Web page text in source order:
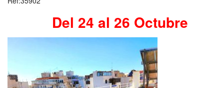
Del 24 al 26 Octubre